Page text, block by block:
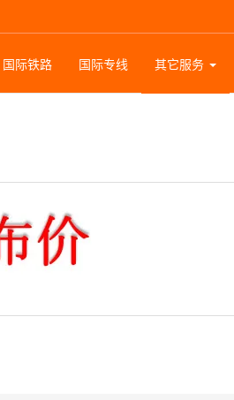
国际铁路 国际专线 其它服务